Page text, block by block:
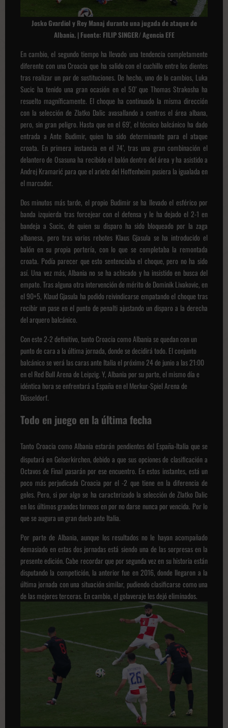
Josko Gvardiol y Rey Manaj durante una jugada de ataque de
Albania. | Fuente: FILIP SINGER/ Agencia EFE
En cambio, el segundo tiempo ha llevado una tendencia completamente
diferente con una Croacia que ha salido con el cuchillo entre los dientes
tras realizar un par de sustituciones. De hecho, uno de lo cambios, Luka
Sucic ha tenido una gran ocasión en el 50’ que Thomas Strakosha ha
resuelto magníficamente. El choque ha continuado la misma dirección
con la selección de Zlatko Dalic avasallando a centros el área albana,
pero, sin gran peligro. Hasta que en el 69’, el técnico balcánico ha dado
entrada a Ante Budimir, quien ha sido determinante para el ataque
croata. En primera instancia en el 74’, tras una gran combinación el
delantero de Osasuna ha recibido el balón dentro del área y ha asistido a
Andrej Kramarić para que el ariete del Hoffenheim pusiera la igualada en
el marcador.
Dos minutos más tarde, el propio Budimir se ha llevado el esférico por
banda izquierda tras forcejear con el defensa y le ha dejado el 2-1 en
bandeja a Sucic, de quien su disparo ha sido bloqueado por la zaga
albanesa, pero tras varios rebotes Klaus Gjasula se ha introducido el
balón en su propia portería, con lo que se completaba la remontada
croata. Podía parecer que esto sentenciaba el choque, pero no ha sido
así. Una vez más, Albania no se ha achicado y ha insistido en busca del
empate. Tras alguna otra intervención de mérito de Dominik Livakovic, en
el 90+5, Klaud Gjasula ha podido reivindicarse empatando el choque tras
recibir un pase en el punto de penalti ajustando un disparo a la derecha
del arquero balcánico.
Con este 2-2 definitivo, tanto Croacia como Albania se quedan con un
punto de cara a la última jornada, donde se decidirá todo. El conjunto
balcánico se verá las caras ante Italia el próximo 24 de junio a las 21:00
en el Red Bull Arena de Leipzig. Y, Albania por su parte, el mismo día e
idéntica hora se enfrentará a España en el Merkur-Spiel Arena de
Düsseldorf.
Todo en juego en la última fecha
Tanto Croacia como Albania estarán pendientes del España-Italia que se
disputará en Gelserkirchen, debido a que sus opciones de clasificación a
Octavos de Final pasarán por ese encuentro. En estos instantes, está un
poco más perjudicada Croacia por el -2 que tiene en la diferencia de
goles. Pero, si por algo se ha caracterizado la selección de Zlatko Dalic
en los últimos grandes torneos en por no darse nunca por vencida. Por lo
que se augura un gran duelo ante Italia.
Por parte de Albania, aunque los resultados no le hayan acompañado
demasiado en estas dos jornadas está siendo una de las sorpresas en la
presente edición. Cabe recordar que por segunda vez en su historia están
disputando la competición, la anterior fue en 2016, donde llegaron a la
última jornada con una situación similar, pudiendo clasificarse como una
de las mejores terceras. En cambio, el golaveraje les dejó eliminados.